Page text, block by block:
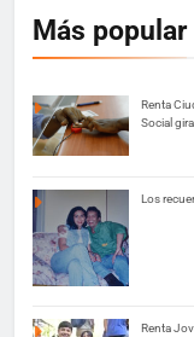
Más popular
Renta
Social
Los
Renta